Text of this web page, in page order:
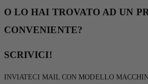
O LO HAI TROVATO AD UN
CONVENIENTE?
SCRIVICI!
INVIATECI MAIL CON MODELLO